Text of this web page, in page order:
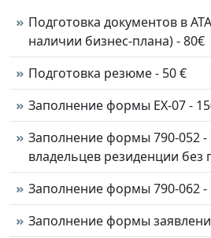
Подготовка документов в
наличии бизнес-плана) - 80€
Подготовка резюме - 50 €
Заполнение формы EX-07 -
Заполнение формы 790-052 -
владельцев резиденции без
Заполнение формы 790-062 -
Заполнение формы